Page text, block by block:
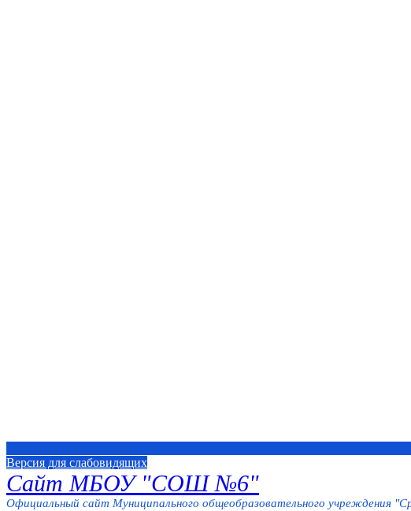
Версия для слабовидящих
Сайт МБОУ "СОШ №6"
Официальный сайт Муниципального общеобразовательного учреждения